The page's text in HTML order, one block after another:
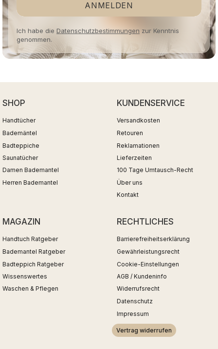
ANMELDEN
Ich habe die Datenschutzbestimmungen zur Kenntnis
genommen.
SHOP
Handtücher
Bademäntel
Badteppiche
Saunatücher
Damen Bademantel
Herren Bademantel
KUNDENSERVICE
Versandkosten
Retouren
Reklamationen
Lieferzeiten
100 Tage Umtausch-Recht
Über uns
Kontakt
MAGAZIN
Handtuch Ratgeber
Bademantel Ratgeber
Badteppich Ratgeber
Wissenswertes
Waschen & Pflegen
RECHTLICHES
Barrierefreiheitserklärung
Gewährleistungsrecht
Cookie-Einstellungen
AGB / Kundeninfo
Widerrufsrecht
Datenschutz
Impressum
Vertrag widerrufen